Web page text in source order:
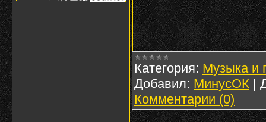
Категория: Музыка и
Добавил: МинусОК |
Комментарии (0)